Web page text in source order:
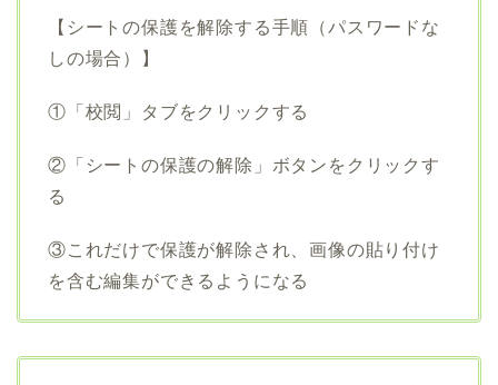
【シートの保護を解除する手順（パスワードな
しの場合）】
①「校閲」タブをクリックする
②「シートの保護の解除」ボタンをクリックす
る
③これだけで保護が解除され、画像の貼り付け
を含む編集ができるようになる